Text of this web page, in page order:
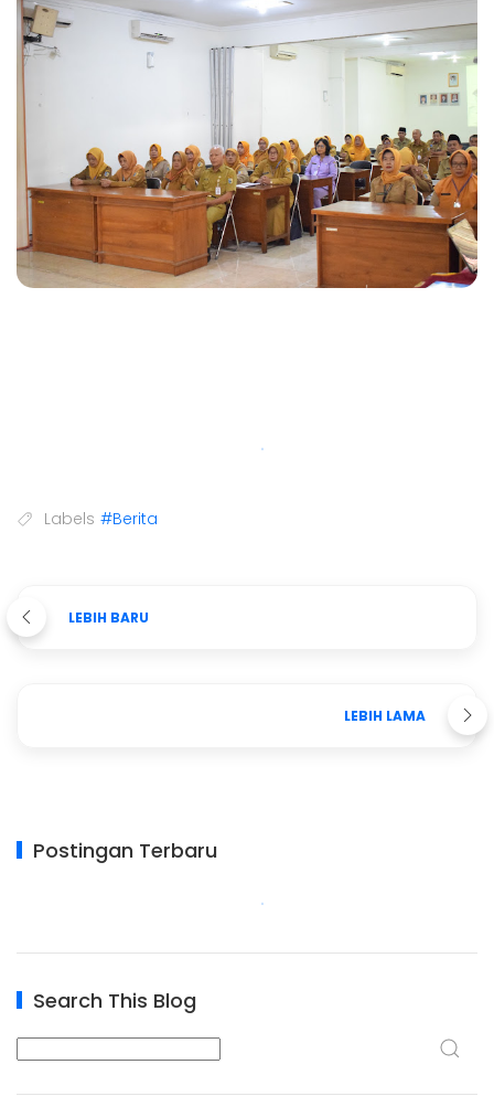
Labels #Berita
LEBIH BARU
LEBIH LAMA
Postingan Terbaru
Search This Blog